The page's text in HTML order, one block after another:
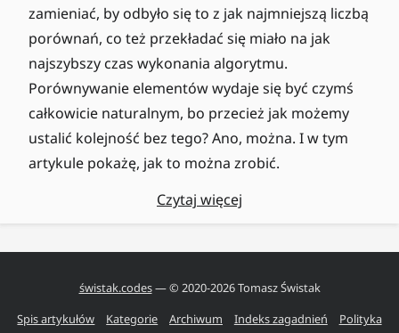
zamieniać, by odbyło się to z jak najmniejszą liczbą
porównań, co też przekładać się miało na jak
najszybszy czas wykonania algorytmu.
Porównywanie elementów wydaje się być czymś
całkowicie naturalnym, bo przecież jak możemy
ustalić kolejność bez tego? Ano, można. I w tym
artykule pokażę, jak to można zrobić.
Czytaj więcej
świstak.codes— © 2020-2026Tomasz Świstak
Spis artykułów
Kategorie Archiwum Indeks zagadnień
Polityka